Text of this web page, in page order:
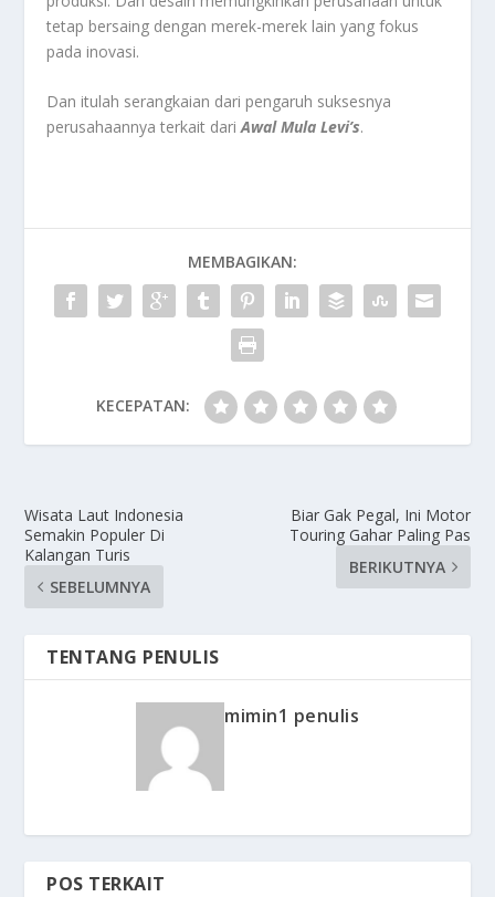
tetap bersaing dengan merek-merek lain yang fokus
pada inovasi.
Dan itulah serangkaian dari pengaruh suksesnya
perusahaannya terkait dariAwal Mula Levi’s.
MEMBAGIKAN:
KECEPATAN:
Wisata Laut Indonesia
Semakin Populer Di
Kalangan Turis
SEBELUMNYA
Biar Gak Pegal, Ini Motor
Touring Gahar Paling Pas
BERIKUTNYA
TENTANG PENULIS
mimin1 penulis
POS TERKAIT